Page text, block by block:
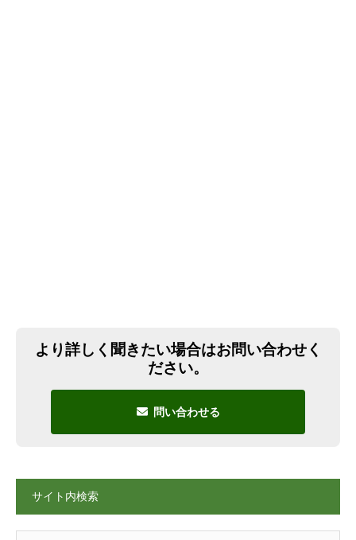
より詳しく聞きたい場合はお問い合わせく
ださい。
問い合わせる
サイト内検索